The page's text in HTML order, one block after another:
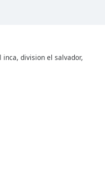
division el salvador,